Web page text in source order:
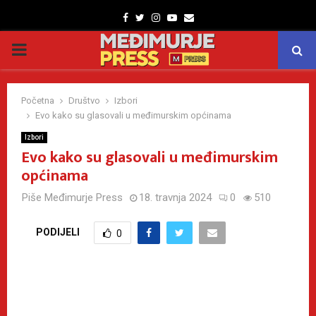
Facebook
TwitterInstagram
Youtube
Email
PRIMARY
MENU
Početna Društvo
Izbori
Evo kako su glasovali u međimurskim općinama
Izbori
Evo kako su glasovali u međimurskim
općinama
Piše Međimurje Press 18. travnja 2024 0 510
PODIJELI 0